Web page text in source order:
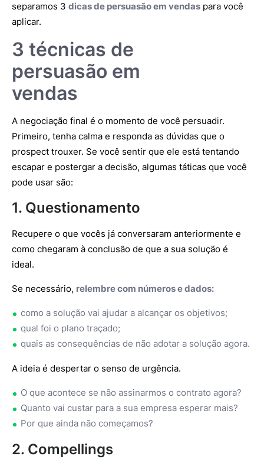
separamos 3 dicas de persuasão em vendas para você
aplicar.
3 técnicas de
persuasão em
vendas
A negociação final é o momento de você persuadir.
Primeiro, tenha calma e responda as dúvidas que o
prospect trouxer. Se você sentir que ele está tentando
escapar e postergar a decisão, algumas táticas que você
pode usar são:
1. Questionamento
Recupere o que vocês já conversaram anteriormente e
como chegaram à conclusão de que a sua solução é
ideal.
Se necessário, relembre com números e dados:
como a solução vai ajudar a alcançar os objetivos;
qual foi o plano traçado;
quais as consequências de não adotar a solução agora.
A ideia é despertar o senso de urgência.
O que acontece se não assinarmos o contrato agora?
Quanto vai custar para a sua empresa esperar mais?
Por que ainda não começamos?
2. Compellings